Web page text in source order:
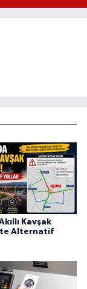
Kavşak
Alternatif